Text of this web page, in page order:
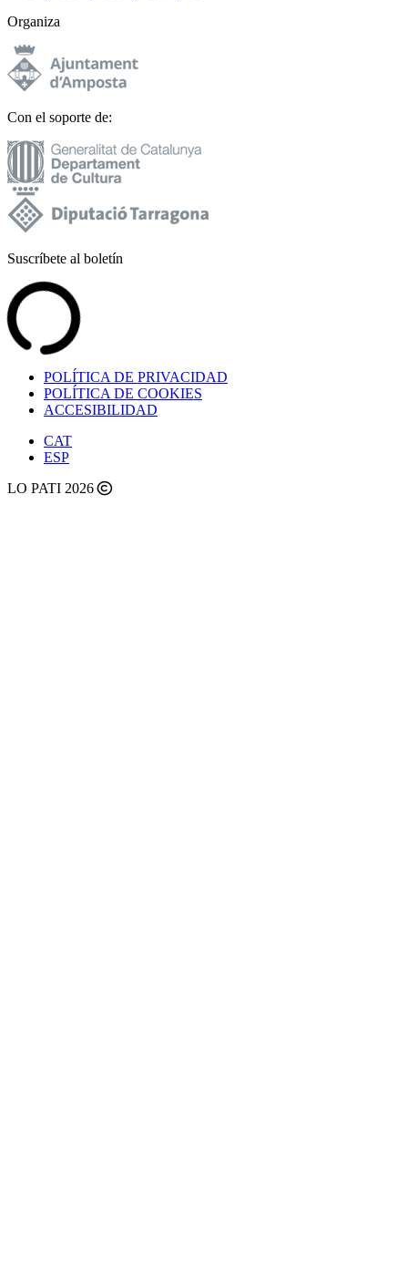
Organiza
Con el soporte de:
Suscríbete al boletín
POLÍTICA DE PRIVACIDAD
POLÍTICA DE COOKIES
ACCESIBILIDAD
CAT
ESP
LO PATI 2026